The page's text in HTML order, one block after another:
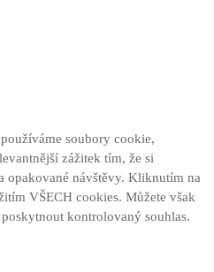
soubory cookie,
zážitek tím, že si
opakované návštěvy. Kliknutím na
VŠECH cookies. Můžete však
kontrolovaný souhlas.